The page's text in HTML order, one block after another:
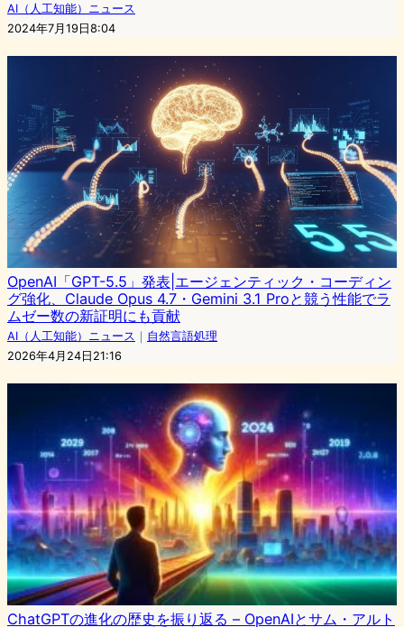
AI（人工知能）ニュース
2024年7月19日8:04
OpenAI「GPT-5.5」発表|エージェンティック・コーディン
グ強化、Claude Opus 4.7・Gemini 3.1 Proと競う性能でラ
ムゼー数の新証明にも貢献
AI（人工知能）ニュース ｜ 自然言語処理
2026年4月24日21:16
ChatGPTの進化の歴史を振り返る – OpenAIとサム・アルト